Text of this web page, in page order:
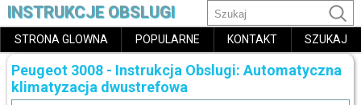
INSTRUKCJE OBSLUGI
STRONA GLOWNA POPULARNE KONTAKT SZUKAJ
Peugeot 3008 - Instrukcja Obslugi: Automatyczna
klimatyzacja dwustrefowa